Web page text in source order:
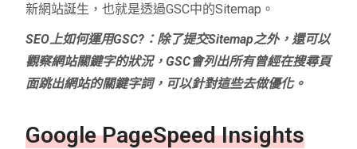
新網站誕生，也就是透過GSC中的Sitemap。
SEO上如何運用GSC?：除了提交Sitemap之外，還可以
觀察網站關鍵字的狀況，GSC會列出所有曾經在搜尋頁
面跳出網站的關鍵字詞，可以針對這些去做優化。
Google PageSpeed Insights